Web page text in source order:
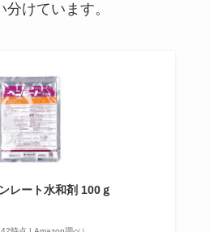
けています。
レート水和剤 100ｇ